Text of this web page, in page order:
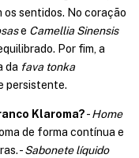
sentidos. No coração
e Camellia Sinensis
Por fim, a
da fava tonka
persistente.
Klaroma?-Home
de forma contínua e
-Sabonete líquido